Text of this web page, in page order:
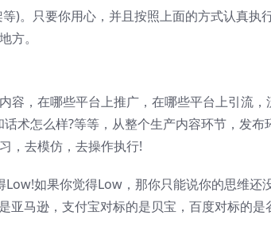
)。只要你用心，并且按照上面的方式认真执
方。
容，在哪些平台上推广，在哪些平台上引流，
术怎么样?等等，从整个生产内容环节，发布
，去模仿，去操作执行!
如果你觉得Low，那你只能说你的思维还
亚马逊，支付宝对标的是贝宝，百度对标的是